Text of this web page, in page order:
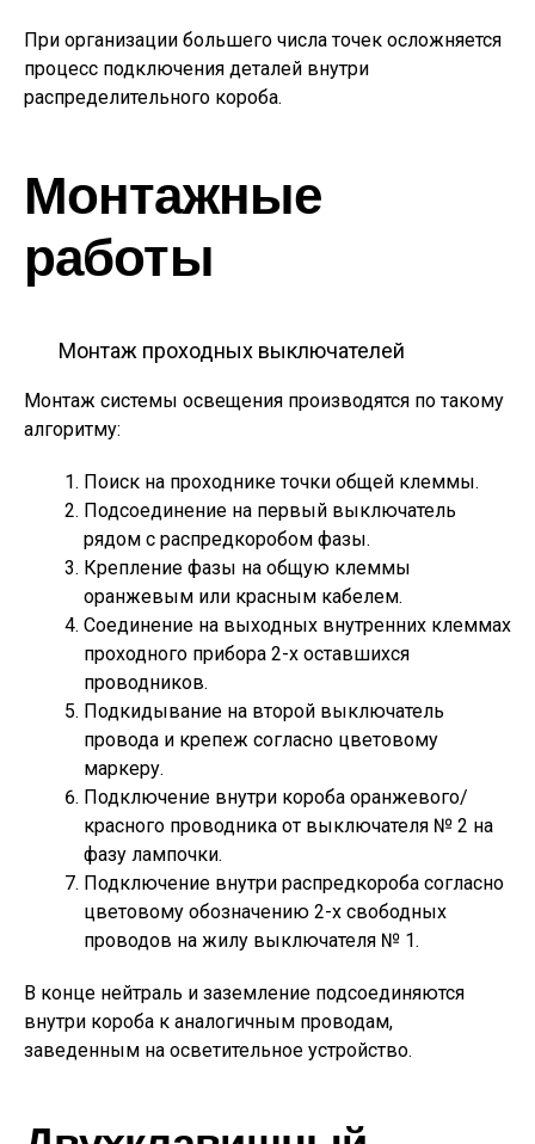
При организации большего числа точек осложняется
процесс подключения деталей внутри
распределительного короба.
Монтажные
работы
Монтаж проходных выключателей
Монтаж системы освещения производятся по такому
алгоритму:
Поиск на проходнике точки общей клеммы.
Подсоединение на первый выключатель
рядом с распредкоробом фазы.
Крепление фазы на общую клеммы
оранжевым или красным кабелем.
Соединение на выходных внутренних клеммах
проходного прибора 2-х оставшихся
проводников.
Подкидывание на второй выключатель
провода и крепеж согласно цветовому
маркеру.
Подключение внутри короба оранжевого/
красного проводника от выключателя № 2 на
фазу лампочки.
Подключение внутри распредкороба согласно
цветовому обозначению 2-х свободных
проводов на жилу выключателя № 1.
В конце нейтраль и заземление подсоединяются
внутри короба к аналогичным проводам,
заведенным на осветительное устройство.